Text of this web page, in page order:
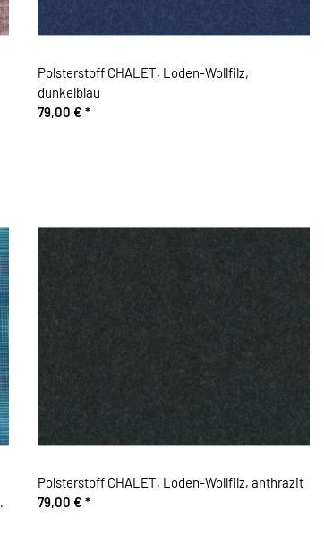
Polsterstoff CHALET, Loden-Wollfilz,
dunkelblau
79,00 € *
Polsterstoff CHALET, Loden-Wollfilz, anthrazit
79,00 € *